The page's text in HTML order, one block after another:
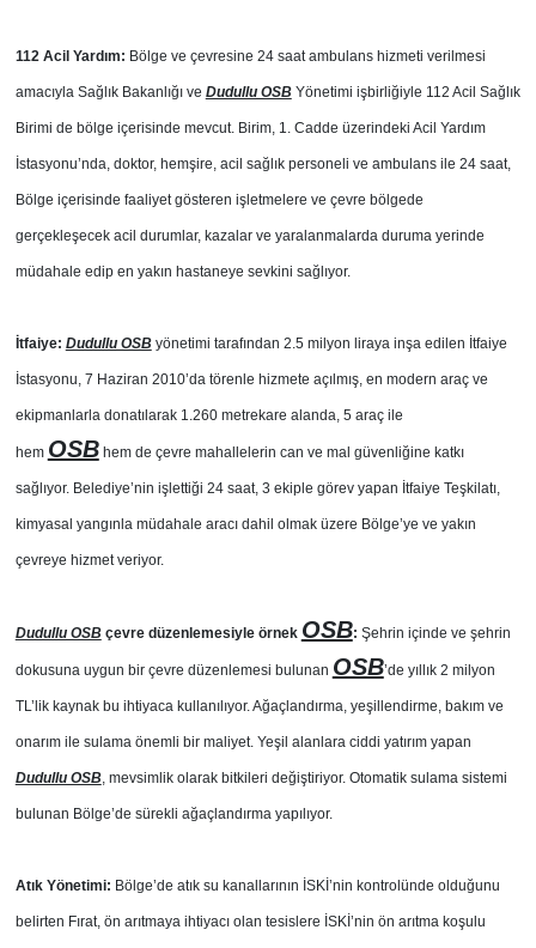
112 Acil Yardım: Bölge ve çevresine 24 saat ambulans hizmeti verilmesi
amacıyla Sağlık Bakanlığı ve Dudullu OSBYönetimi işbirliğiyle 112 Acil Sağlık
Birimi de bölge içerisinde mevcut. Birim, 1. Cadde üzerindeki Acil Yardım
İstasyonu’nda, doktor, hemşire, acil sağlık personeli ve ambulans ile 24 saat,
Bölge içerisinde faaliyet gösteren işletmelere ve çevre bölgede
gerçekleşecek acil durumlar, kazalar ve yaralanmalarda duruma yerinde
müdahale edip en yakın hastaneye sevkini sağlıyor.
İtfaiye: Dudullu OSByönetimi tarafından 2.5 milyon liraya inşa edilen İtfaiye
İstasyonu, 7 Haziran 2010’da törenle hizmete açılmış, en modern araç ve
ekipmanlarla donatılarak 1.260 metrekare alanda, 5 araç ile
hem OSBhem de çevre mahallelerin can ve mal güvenliğine katkı
sağlıyor. Belediye’nin işlettiği 24 saat, 3 ekiple görev yapan İtfaiye Teşkilatı,
kimyasal yangınla müdahale aracı dahil olmak üzere Bölge’ye ve yakın
çevreye hizmet veriyor.
Dudullu OSBçevre düzenlemesiyle örnek OSB: Şehrin içinde ve şehrin
dokusuna uygun bir çevre düzenlemesi bulunan OSB’de yıllık 2 milyon
TL’lik kaynak bu ihtiyaca kullanılıyor. Ağaçlandırma, yeşillendirme, bakım ve
onarım ile sulama önemli bir maliyet. Yeşil alanlara ciddi yatırım yapan
Dudullu OSB, mevsimlik olarak bitkileri değiştiriyor. Otomatik sulama sistemi
bulunan Bölge’de sürekli ağaçlandırma yapılıyor.
Atık Yönetimi: Bölge’de atık su kanallarının İSKİ’nin kontrolünde olduğunu
belirten Fırat, ön arıtmaya ihtiyacı olan tesislere İSKİ’nin ön arıtma koşulu